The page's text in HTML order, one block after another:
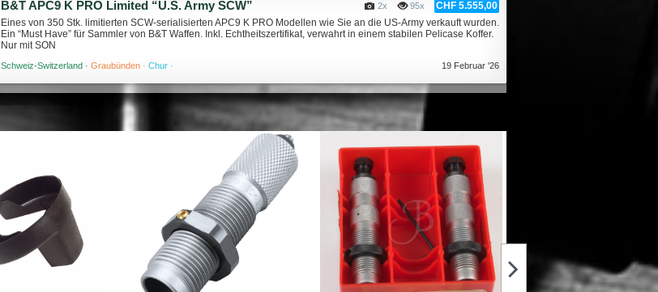
B&T APC9 K PRO Limited “U.S. Army SCW” CHF 5.555,00
95x
2x
Eines von 350 Stk. limitierten SCW-serialisierten APC9 K PRO Modellen wie Sie an die US-Army verkauft wurden.
Ein “Must Have” für Sammler von B&T Waffen. Inkl. Echtheitszertifikat, verwahrt in einem stabilen Pelicase Koffer.
Nur mit SON
Schweiz-Switzerland ·Graubünden ·Chur · 19 Februar '26
61,80 €
RCBS Pro Chucker 7-Station
Shell Plates - Scegli il Tuo
0,00 €
250gr SP #3520 (100pz)
120,20 €